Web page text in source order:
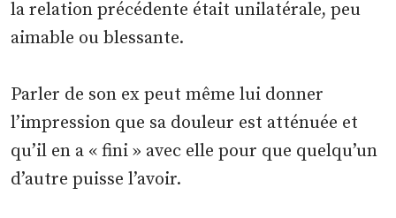
la relation précédente était unilatérale, peu
aimable ou blessante.
Parler de son ex peut même lui donner
l’impression que sa douleur est atténuée et
qu’il en a « fini » avec elle pour que quelqu’un
d’autre puisse l’avoir.